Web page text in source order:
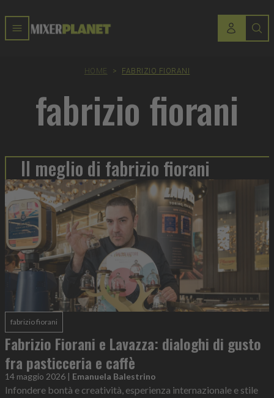
HOME > FABRIZIO FIORANI
fabrizio fiorani
Il meglio di fabrizio fiorani
fabrizio fiorani
Fabrizio Fiorani e Lavazza: dialoghi di gusto
fra pasticceria e caffè
14 maggio 2026 | Emanuela Balestrino
Infondere bontà e creatività, esperienza internazionale e stile